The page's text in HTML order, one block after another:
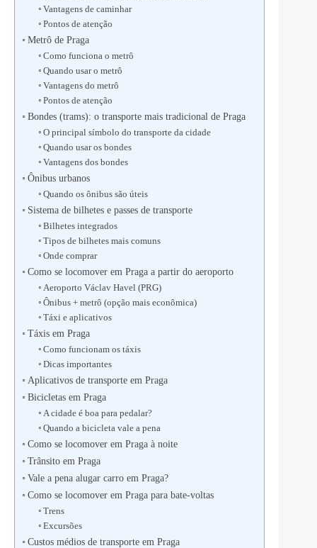
Vantagens de caminhar
Pontos de atenção
Metrô de Praga
Como funciona o metrô
Quando usar o metrô
Vantagens do metrô
Pontos de atenção
Bondes (trams): o transporte mais tradicional de Praga
O principal símbolo do transporte da cidade
Quando usar os bondes
Vantagens dos bondes
Ônibus urbanos
Quando os ônibus são úteis
Sistema de bilhetes e passes de transporte
Bilhetes integrados
Tipos de bilhetes mais comuns
Onde comprar
Como se locomover em Praga a partir do aeroporto
Aeroporto Václav Havel (PRG)
Ônibus + metrô (opção mais econômica)
Táxi e aplicativos
Táxis em Praga
Como funcionam os táxis
Dicas importantes
Aplicativos de transporte em Praga
Bicicletas em Praga
A cidade é boa para pedalar?
Quando a bicicleta vale a pena
Como se locomover em Praga à noite
Trânsito em Praga
Vale a pena alugar carro em Praga?
Como se locomover em Praga para bate-voltas
Trens
Excursões
Custos médios de transporte em Praga